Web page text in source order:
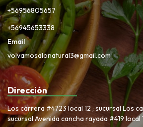
+56956805657
+56945653338
Email
volvamosalonatural3@gmail.com
Dirección
Los carrera #4723 local 12 ; sucursal Los
sucursal Avenida cancha rayada #419 local